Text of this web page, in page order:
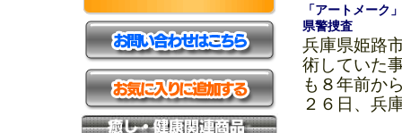
「アートメー
県警捜査
兵庫県姫路
術していた
も８年前か
２６日、兵